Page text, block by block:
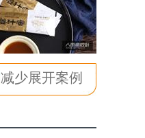
减少展开案例